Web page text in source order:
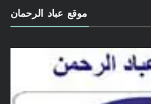
موقع عباد الرحمان